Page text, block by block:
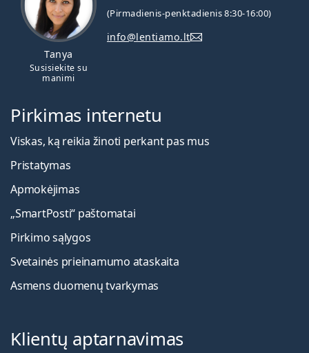
Tanya
Susisiekite su
manimi
(Pirmadienis-penktadienis 8:30-16:00)
info@lentiamo.lt
Pirkimas internetu
Viskas, ką reikia žinoti perkant pas mus
Pristatymas
Apmokėjimas
„SmartPosti“ paštomatai
Pirkimo sąlygos
Svetainės prieinamumo ataskaita
Asmens duomenų tvarkymas
Klientų aptarnavimas